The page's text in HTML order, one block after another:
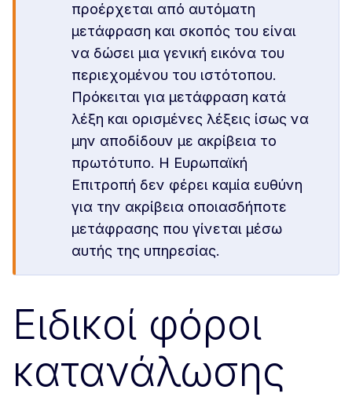
προέρχεται από αυτόματη
μετάφραση και σκοπός του είναι
να δώσει μια γενική εικόνα του
περιεχομένου του ιστότοπου.
Πρόκειται για μετάφραση κατά
λέξη και ορισμένες λέξεις ίσως να
μην αποδίδουν με ακρίβεια το
πρωτότυπο. Η Ευρωπαϊκή
Επιτροπή δεν φέρει καμία ευθύνη
για την ακρίβεια οποιασδήποτε
μετάφρασης που γίνεται μέσω
αυτής της υπηρεσίας.
Ειδικοί φόροι
κατανάλωσης